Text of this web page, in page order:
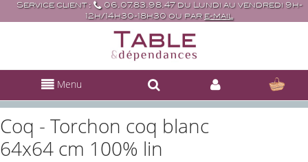
Service client :
06.07.83.98.47 du Lundi au vendredi 9h-
12h/14h30-18h30 ou par e-mail
Menu
Coq - Torchon coq blanc
64x64 cm 100% lin